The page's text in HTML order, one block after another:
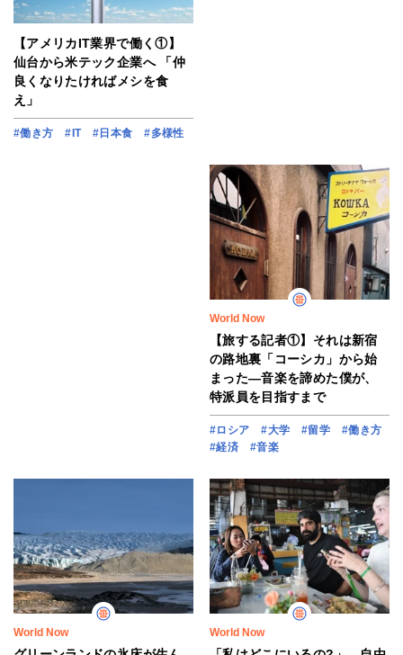
【アメリカIT業界で働く①】
仙台から米テック企業へ 「仲
良くなりたければメシを食
え」
#働き方 #IT #日本食 #多様性
World Now
【旅する記者①】それは新宿
の路地裏「コーシカ」から始
まった―音楽を諦めた僕が、
特派員を目指すまで
#ロシア #大学 #留学
#働き方
#経済
#音楽
World Now World Now